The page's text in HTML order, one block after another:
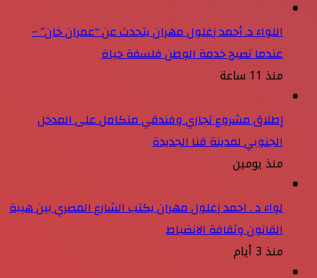
اللواء د. أحمد زغلول مهران يتحدث عن “عمران خان” ••
عندما تصبح خدمة الوطن فلسفة حياة
منذ 11 ساعة
إطلاق مشروع تجاري وفندقي متكامل على المدخل
الجنوبي لمدينة قنا الجديدة
منذ يومين
لواء د . احمد زغلول مهران يكتب الشارع المصري بين هيبة
القانون وثقافة الانضباط
منذ 3 أيام